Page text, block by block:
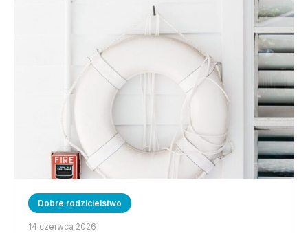
Dobre rodzicielstwo
14 czerwca 2026